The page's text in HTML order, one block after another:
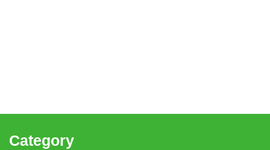
Category